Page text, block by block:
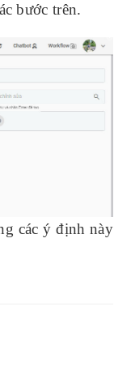
bước trên.
các ý định này